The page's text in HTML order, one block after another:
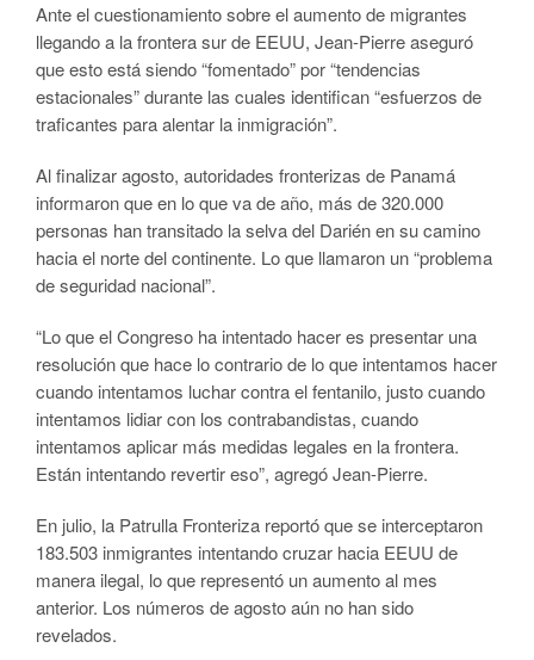
Ante el cuestionamiento sobre el aumento de migrantes
llegando a la frontera sur de EEUU, Jean-Pierre aseguró
que esto está siendo “fomentado” por “tendencias
estacionales” durante las cuales identifican “esfuerzos de
traficantes para alentar la inmigración”.
Al finalizar agosto, autoridades fronterizas de Panamá
informaron que en lo que va de año, más de 320.000
personas han transitado la selva del Darién en su camino
hacia el norte del continente. Lo que llamaron un “problema
de seguridad nacional”.
“Lo que el Congreso ha intentado hacer es presentar una
resolución que hace lo contrario de lo que intentamos hacer
cuando intentamos luchar contra el fentanilo, justo cuando
intentamos lidiar con los contrabandistas, cuando
intentamos aplicar más medidas legales en la frontera.
Están intentando revertir eso”, agregó Jean-Pierre.
En julio, la Patrulla Fronteriza reportó que se interceptaron
183.503 inmigrantes intentando cruzar hacia EEUU de
manera ilegal, lo que representó un aumento al mes
anterior. Los números de agosto aún no han sido
revelados.